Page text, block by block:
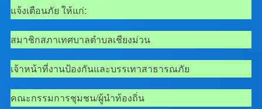
แจ้งเตือนภัย ให้แก่:
สมาชิกสภาเทศบาลตำบลเชียงม่วน
เจ้าหน้าที่งานป้องกันและบรรเทาสาธารณภัย
คณะกรรมการชุมชน/ผู้นำท้องถิ่น